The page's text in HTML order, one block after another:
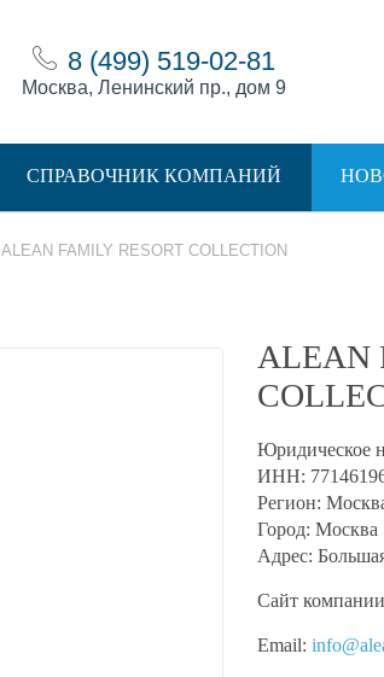
8 (499) 519-02-81
Москва, Ленинский пр., дом 9
СПРАВОЧНИК КОМПАНИЙ
ALEAN FAMILY RESORT COLLECTION
ALEAN
Юридическое
ИНН:
Регион:
Город: Москва
Адрес:
Сайт
Email: